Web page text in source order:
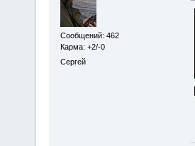
Сообщений: 462
Карма: +2/-0
Сергей